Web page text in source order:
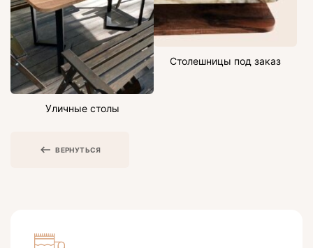
Уличные столы
Столешницы под заказ
ВЕРНУТЬСЯ